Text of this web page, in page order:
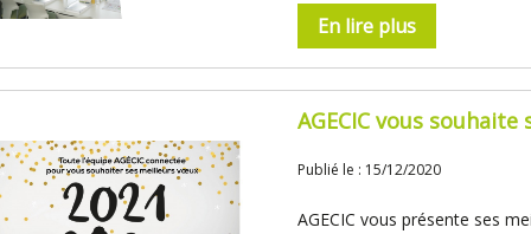
En lire plus
AGECIC vous
Publié le : 15/12/2020
AGECIC vous présente ses